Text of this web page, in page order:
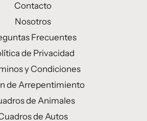
Contacto
Nosotros
Frecuentes
de Privacidad
y Condiciones
de Arrepentimiento
de Animales
de Autos